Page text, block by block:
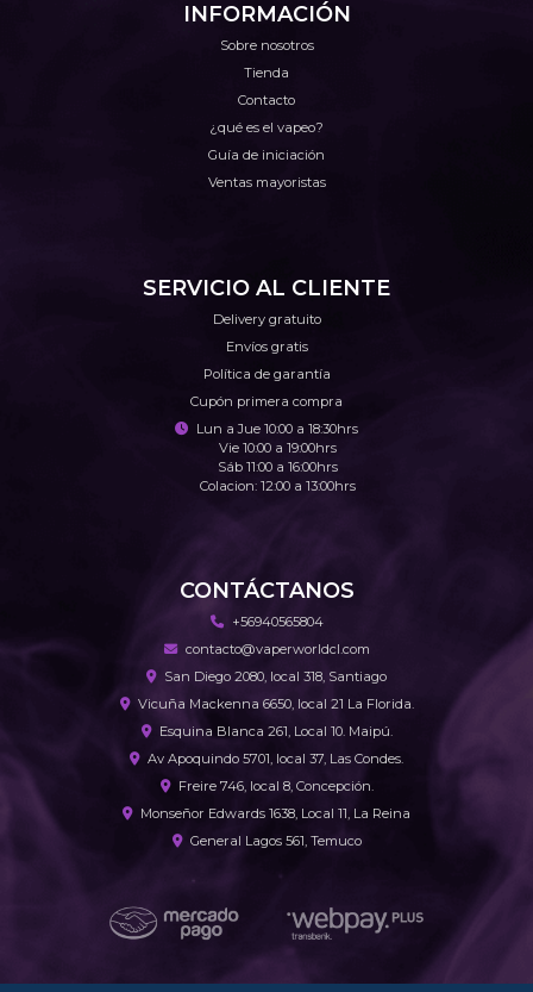
INFORMACIÓN
Sobre nosotros
Tienda
Contacto
¿qué es el vapeo?
Guía de iniciación
Ventas mayoristas
SERVICIO AL CLIENTE
Delivery gratuito
Envíos gratis
Política de garantía
Cupón primera compra
Lun a Jue 10:00 a 18:30hrs
Vie 10:00 a 19:00hrs
Sáb 11:00 a 16:00hrs
Colacion: 12:00 a 13:00hrs
CONTÁCTANOS
+56940565804
contacto@vaperworldcl.com
San Diego 2080, local 318, Santiago
Vicuña Mackenna 6650, local 21 La Florida.
Esquina Blanca 261, Local 10. Maipú.
Av Apoquindo 5701, local 37, Las Condes.
Freire 746, local 8, Concepción.
Monseñor Edwards 1638, Local 11, La Reina
General Lagos 561, Temuco